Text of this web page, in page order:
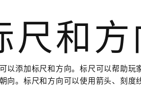
尺和方
以添加标尺和方向。标尺可以帮助玩
向。标尺和方向可以使用箭头、刻度